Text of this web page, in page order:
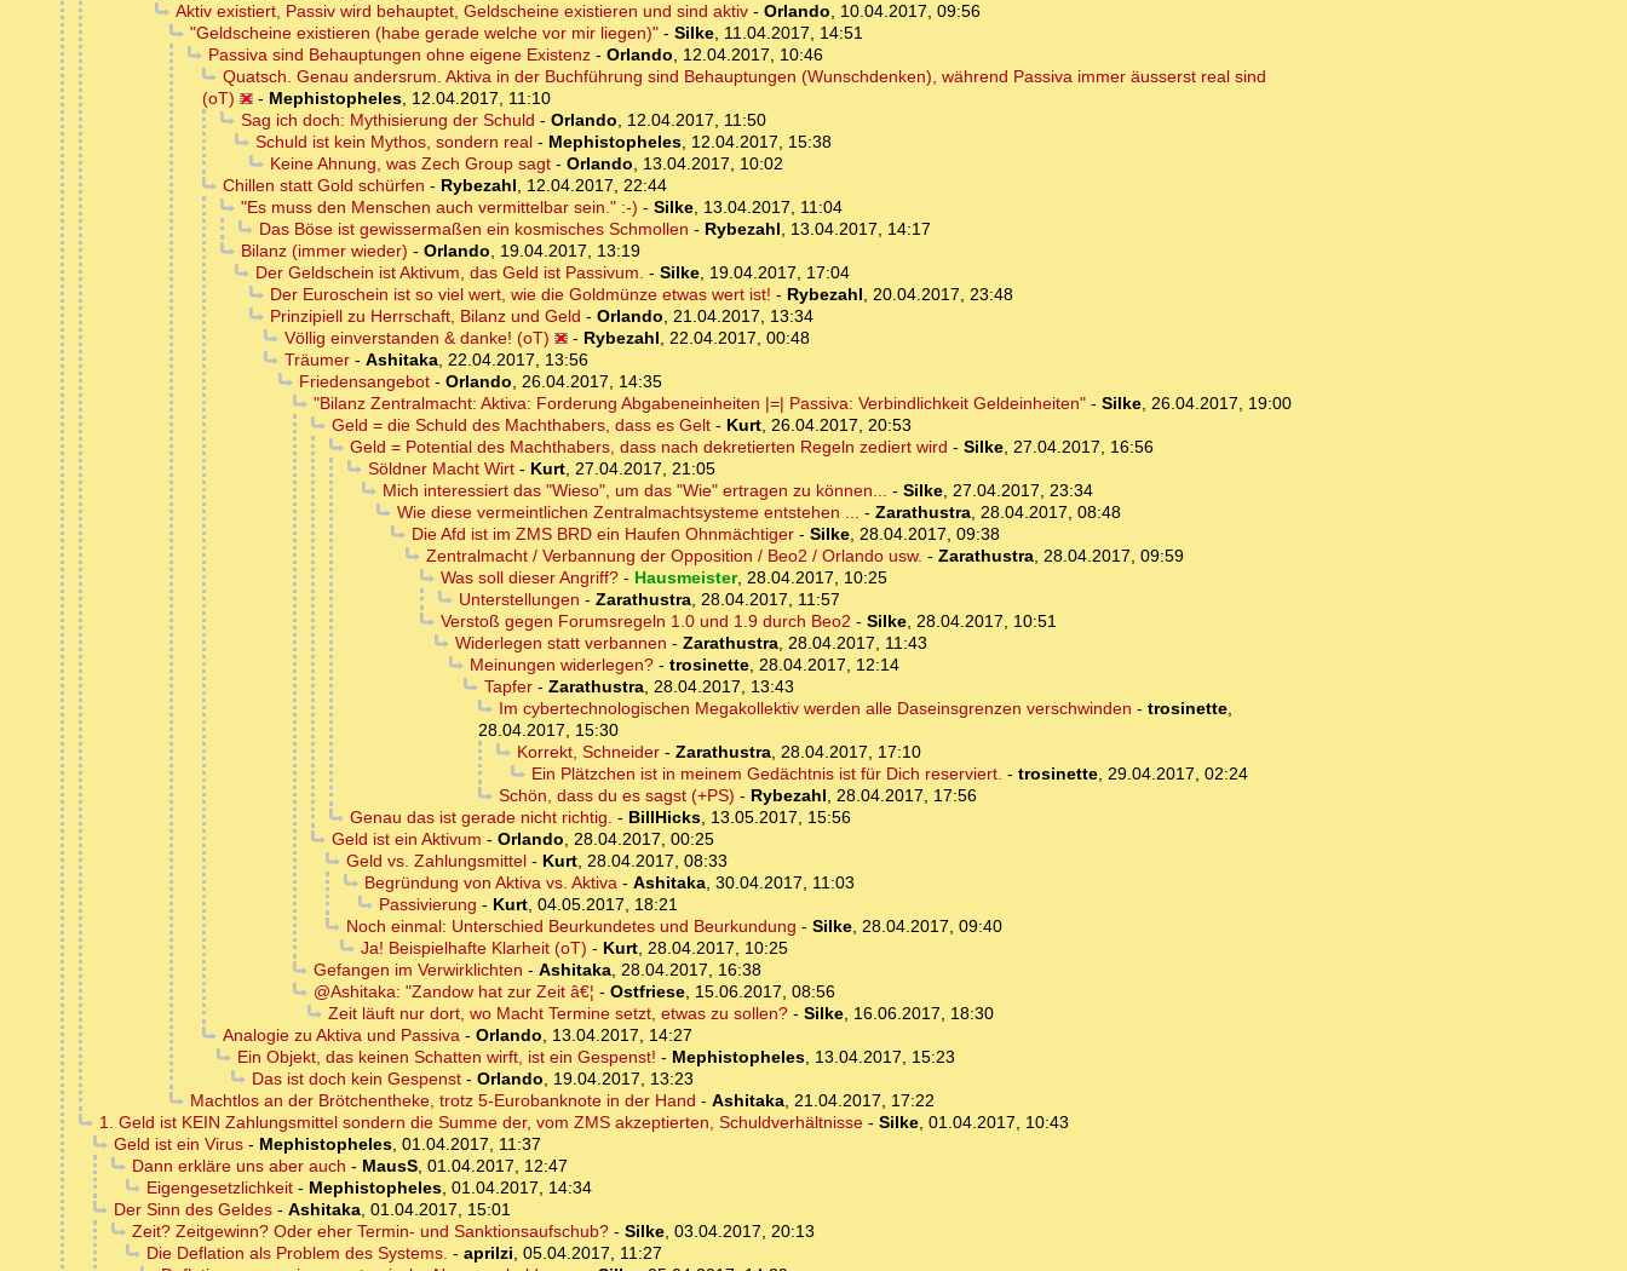
Aktiv existiert, Passiv wird behauptet, Geldscheine existieren und sind aktiv- Orlando, 10.04.2017, 09:56
"Geldscheine existieren (habe gerade welche vor mir liegen)"- Silke, 11.04.2017, 14:51
Passiva sind Behauptungen ohne eigene Existenz- Orlando, 12.04.2017, 10:46
Quatsch. Genau andersrum. Aktiva in der Buchführung sind Behauptungen (Wunschdenken), während Passiva immer äusserst real sind
(oT)
- Mephistopheles, 12.04.2017, 11:10
Sag ich doch: Mythisierung der Schuld - Orlando, 12.04.2017, 11:50
Schuld ist kein Mythos, sondern real- Mephistopheles, 12.04.2017, 15:38
Keine Ahnung, was Zech Group sagt- Orlando, 13.04.2017, 10:02
Chillen statt Gold schürfen - Rybezahl, 12.04.2017, 22:44
"Es muss den Menschen auch vermittelbar sein." :-) - Silke, 13.04.2017, 11:04
Das Böse ist gewissermaßen ein kosmisches Schmollen - Rybezahl, 13.04.2017, 14:17
Bilanz (immer wieder) - Orlando, 19.04.2017, 13:19
Der Geldschein ist Aktivum, das Geld ist Passivum. - Silke, 19.04.2017, 17:04
Der Euroschein ist so viel wert, wie die Goldmünze etwas wert ist! - Rybezahl, 20.04.2017, 23:48
Prinzipiell zu Herrschaft, Bilanz und Geld - Orlando, 21.04.2017, 13:34
Völlig einverstanden & danke! (oT)
- Rybezahl, 22.04.2017, 00:48
Träumer- Ashitaka, 22.04.2017, 13:56
Friedensangebot- Orlando, 26.04.2017, 14:35
"Bilanz Zentralmacht: Aktiva: Forderung Abgabeneinheiten |=| Passiva: Verbindlichkeit Geldeinheiten"- Silke, 26.04.2017, 19:00
Geld = die Schuld des Machthabers, dass es Gelt- Kurt, 26.04.2017, 20:53
Geld = Potential des Machthabers, dass nach dekretierten Regeln zediert wird - Silke, 27.04.2017, 16:56
Söldner Macht Wirt- Kurt, 27.04.2017, 21:05
Mich interessiert das "Wieso", um das "Wie" ertragen zu können... - Silke, 27.04.2017, 23:34
Wie diese vermeintlichen Zentralmachtsysteme entstehen ... - Zarathustra, 28.04.2017, 08:48
Die Afd ist im ZMS BRD ein Haufen Ohnmächtiger- Silke, 28.04.2017, 09:38
Zentralmacht / Verbannung der Opposition / Beo2 / Orlando usw. - Zarathustra, 28.04.2017, 09:59
Was soll dieser Angriff?- Hausmeister, 28.04.2017, 10:25
Unterstellungen - Zarathustra, 28.04.2017, 11:57
Verstoß gegen Forumsregeln 1.0 und 1.9 durch Beo2 - Silke, 28.04.2017, 10:51
Widerlegen statt verbannen - Zarathustra, 28.04.2017, 11:43
Meinungen widerlegen?- trosinette, 28.04.2017, 12:14
Tapfer- Zarathustra, 28.04.2017, 13:43
Im cybertechnologischen Megakollektiv werden alle Daseinsgrenzen verschwinden - trosinette,
28.04.2017, 15:30
Korrekt, Schneider- Zarathustra, 28.04.2017, 17:10
Ein Plätzchen ist in meinem Gedächtnis ist für Dich reserviert. - trosinette, 29.04.2017, 02:24
Schön, dass du es sagst (+PS) - Rybezahl, 28.04.2017, 17:56
Genau das ist gerade nicht richtig. - BillHicks, 13.05.2017, 15:56
Geld ist ein Aktivum - Orlando, 28.04.2017, 00:25
Geld vs. Zahlungsmittel- Kurt, 28.04.2017, 08:33
Begründung von Aktiva vs. Aktiva- Ashitaka, 30.04.2017, 11:03
Passivierung - Kurt, 04.05.2017, 18:21
Noch einmal: Unterschied Beurkundetes und Beurkundung - Silke, 28.04.2017, 09:40
Ja! Beispielhafte Klarheit (oT) - Kurt, 28.04.2017, 10:25
Gefangen im Verwirklichten - Ashitaka, 28.04.2017, 16:38
@Ashitaka: "Zandow hat zur Zeit â€¦ - Ostfriese, 15.06.2017, 08:56
Zeit läuft nur dort, wo Macht Termine setzt, etwas zu sollen?- Silke, 16.06.2017, 18:30
Analogie zu Aktiva und Passiva- Orlando, 13.04.2017, 14:27
Ein Objekt, das keinen Schatten wirft, ist ein Gespenst! - Mephistopheles, 13.04.2017, 15:23
Das ist doch kein Gespenst- Orlando, 19.04.2017, 13:23
Machtlos an der Brötchentheke, trotz 5-Eurobanknote in der Hand - Ashitaka, 21.04.2017, 17:22
1. Geld ist KEIN Zahlungsmittel sondern die Summe der, vom ZMS akzeptierten, Schuldverhältnisse- Silke, 01.04.2017, 10:43
Geld ist ein Virus- Mephistopheles, 01.04.2017, 11:37
Dann erkläre uns aber auch - MausS, 01.04.2017, 12:47
Eigengesetzlichkeit- Mephistopheles, 01.04.2017, 14:34
Der Sinn des Geldes- Ashitaka, 01.04.2017, 15:01
Zeit? Zeitgewinn? Oder eher Termin- und Sanktionsaufschub?- Silke, 03.04.2017, 20:13
Die Deflation als Problem des Systems. - aprilzi, 05.04.2017, 11:27